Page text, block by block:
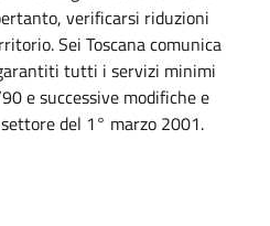
verificarsi riduzioni
Sei Toscana comunica
tutti i servizi minimi
e successive modifiche e
del 1° marzo 2001.